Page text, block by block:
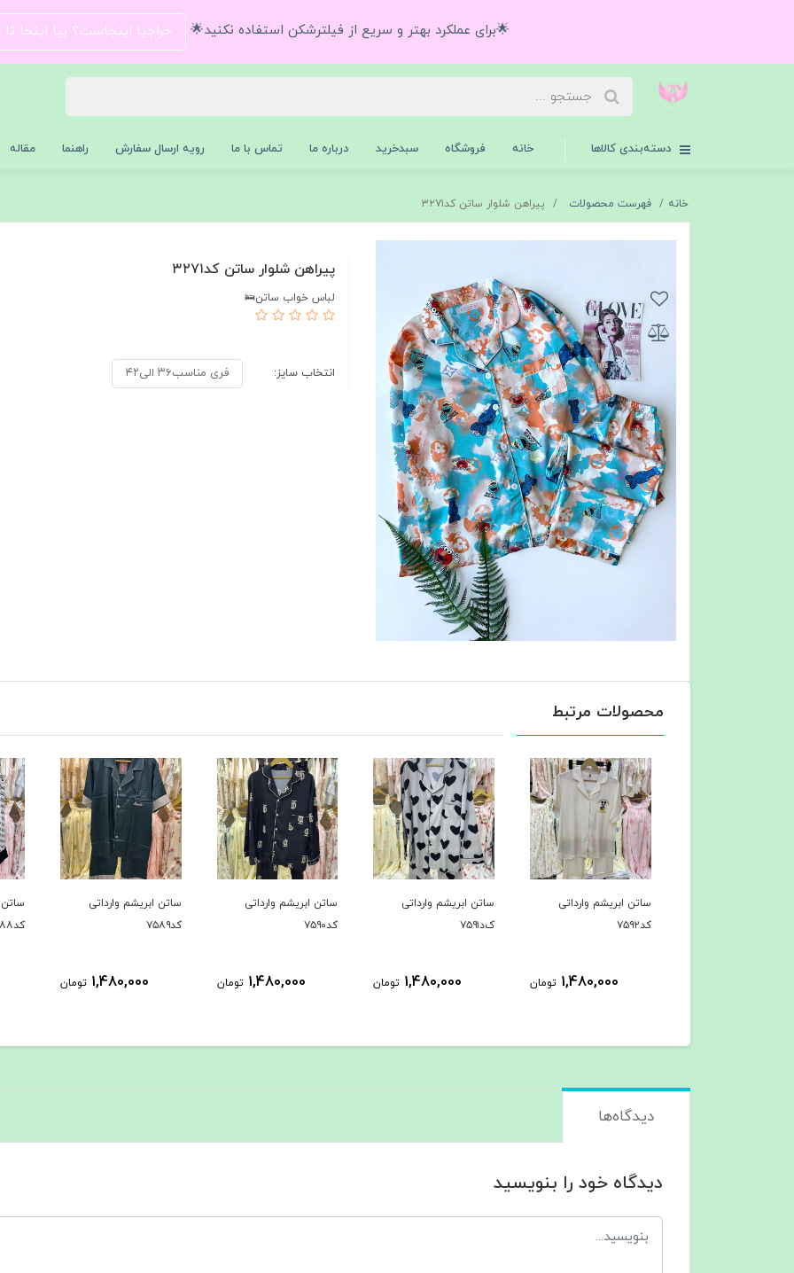
🌟برای عملکرد بهتر و سریع از فیلترشکن استفاده نکنید🌟 حراجیا اینجاست؟ بیا اینجا
دسته‌بندی کالاها خانه فروشگاه سبدخرید درباره ما تماس با ما رویه ارسال سفارش راهنما مقاله
خانه فهرست محصولات پیراهن شلوار ساتن کد۳۲۷۱
پیراهن شلوار ساتن کد۳۲۷۱
لباس خواب ساتن🛌
انتخاب سایز: فری مناسب۳۶ الی۴۲
محصولات مرتبط
ساتن ابریشم وارداتی
ک‌د۷۵۹۱
1,480,000 تومان
ساتن ابریشم وارداتی
کد۷۵۹۰
1,480,000 تومان
ساتن ابریشم وارداتی
کد۷۵۸۹
1,480,000 تومان
ساتن ابریشم وارداتی
کد۷۵۸۸
1,480,000 تومان
کد۷۵۸۷
دیدگاه‌ها
دیدگاه خود را بنویسید